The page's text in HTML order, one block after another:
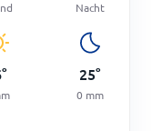
°
Nacht
25°
0 mm